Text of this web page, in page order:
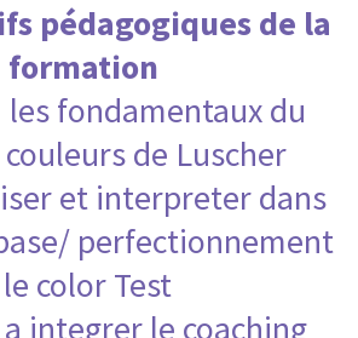
pédagogiques de la
formation
fondamentaux du
de Luscher
et interpreter dans
perfectionnement
le color Test
integrer le coaching